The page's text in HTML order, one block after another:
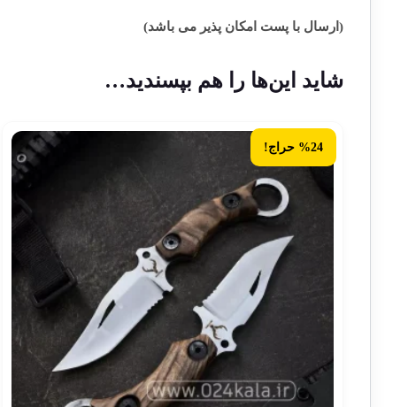
(ارسال با پست امکان پذیر می باشد)
شاید این‌ها را هم بپسندید…
%24 حراج!